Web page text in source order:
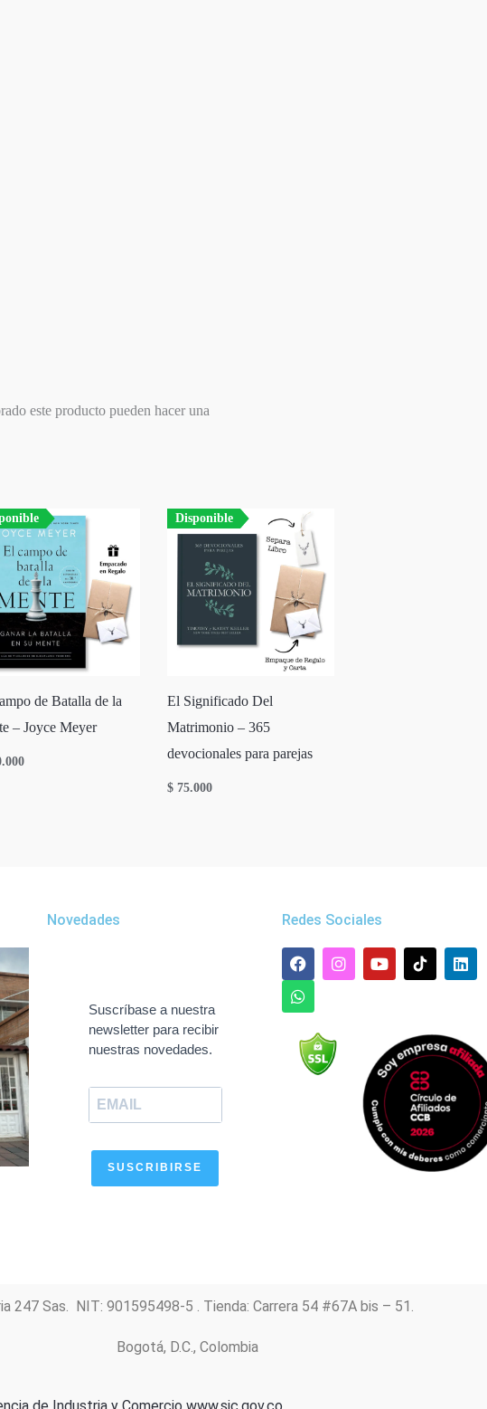
este producto pueden hacer una
de Batalla de la
– Joyce Meyer
Disponible
El Significado Del
Matrimonio – 365
devocionales para parejas
$ 75.000
Novedades
Suscríbase a nuestra
newsletter para recibir
nuestras novedades.
SUSCRIBIRSE
Redes Sociales
F
a
c
e
o
o
k
I
n
Y
o
e
L
i
d
i
n
W
h
a
t
a
p
p
247 Sas. NIT: 901595498-5 . Tienda: Carrera 54 #67A bis – 51.
Bogotá, D.C., Colombia
de Industria y Comercio www.sic.gov.co